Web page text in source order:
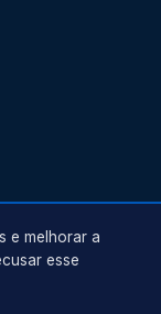
e melhorar a
esse